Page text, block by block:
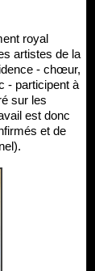
royal
artistes de la
- chœur,
- participent à
sur les
est donc
et de